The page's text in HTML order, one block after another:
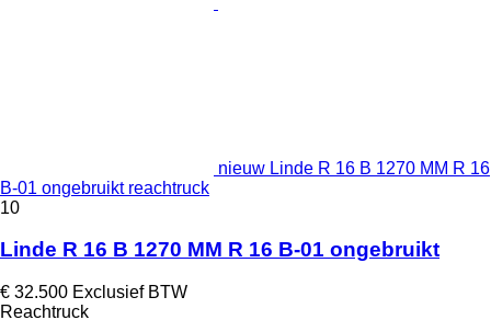
nieuw Linde R 16 B 1270 MM R 16
B-01 ongebruikt reachtruck
10
Linde R 16 B 1270 MM R 16 B-01 ongebruikt
€ 32.500 Exclusief BTW
Reachtruck